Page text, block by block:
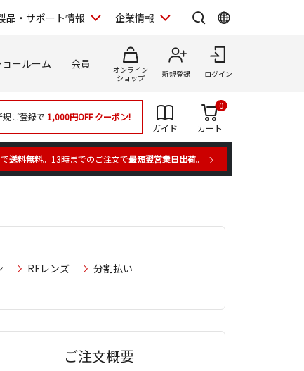
品・サポート情報 企業情報
ョールーム 会員
オンライン
ショップ
新規登録 ログイン
規ご登録で 1,000円OFFクーポン!
ガイド
カート
0
送料無料。13時までのご注文で最短翌営業日出荷。
RFレンズ
分割払い
ご注文概要